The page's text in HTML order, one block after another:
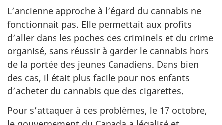
L’ancienne approche à l’égard du cannabis ne
fonctionnait pas. Elle permettait aux profits
d’aller dans les poches des criminels et du crime
organisé, sans réussir à garder le cannabis hors
de la portée des jeunes Canadiens. Dans bien
des cas, il était plus facile pour nos enfants
d’acheter du cannabis que des cigarettes.
Pour s’attaquer à ces problèmes, le 17 octobre,